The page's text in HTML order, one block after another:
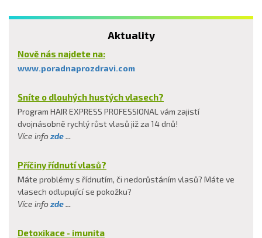
Aktuality
Nově nás najdete na:
www.poradnaprozdravi.com
Sníte o dlouhých hustých vlasech?
Program HAIR EXPRESS PROFESSIONAL vám zajistí
dvojnásobně rychlý růst vlasů již za 14 dnů!
Více info zde...
Příčiny řídnutí vlasů?
Máte problémy s řídnutím, či nedorůstáním vlasů? Máte ve
vlasech odlupující se pokožku?
Více info zde...
Detoxikace - imunita